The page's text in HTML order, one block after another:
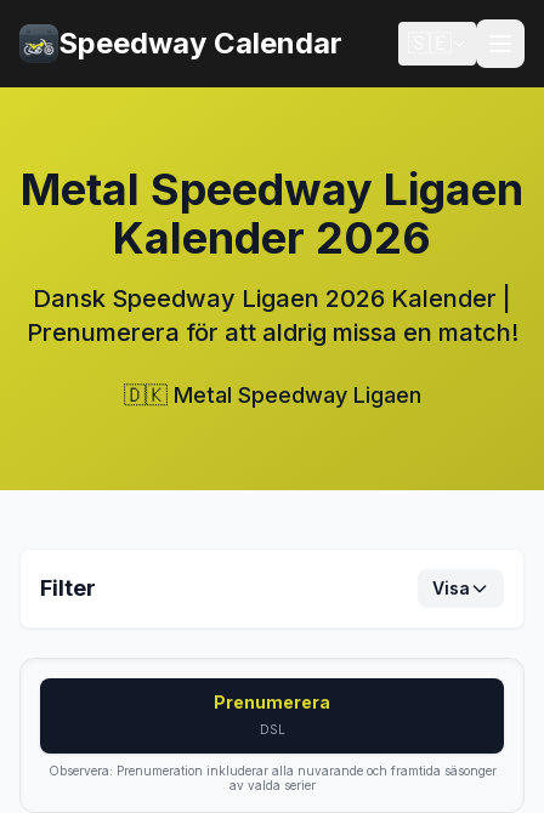
Speedway Calendar
Metal Speedway Ligaen
Kalender 2026
Dansk Speedway Ligaen 2026 Kalender |
Prenumerera för att aldrig missa en match!
🇩🇰 Metal Speedway Ligaen
Filter Visa
Prenumerera
DSL
Observera: Prenumeration inkluderar alla nuvarande och framtida säsonger
av valda serier